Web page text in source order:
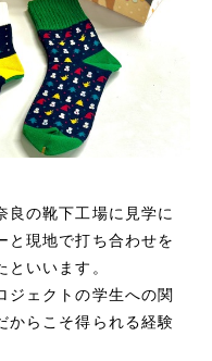
良の靴下工場に見学に
と現地で打ち合わせを
いいます。
ジェクトの学生への関
からこそ得られる経験